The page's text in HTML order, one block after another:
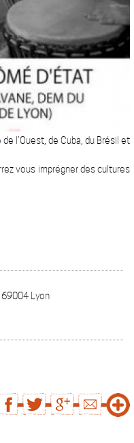
l’Ouest, de Cuba, du Brésil et
vous imprégner des cultures
69004 Lyon